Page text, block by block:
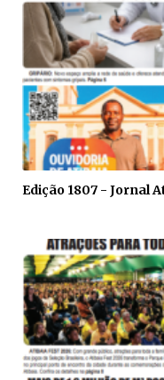
Edição 1807 - Jornal